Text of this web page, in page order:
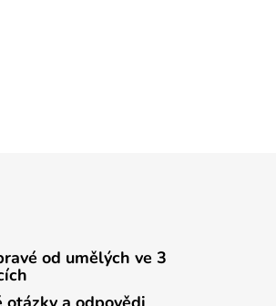
od umělých ve 3